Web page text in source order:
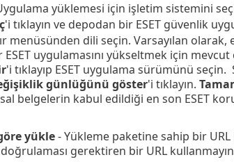
yüklemesi için işletim sistemini
'i tıklayın ve depodan bir ESET güvenlik
menüsünden dili seçin. Varsayılan
ESET uygulamasını yükseltmek için
'i tıklayıp ESET uygulama sürümünü
günlüğünü göster'i tıklayın.
belgelerin kabul edildiği en son ESET
yükle- Yükleme paketine sahip bir URL
doğrulaması gerektiren bir URL